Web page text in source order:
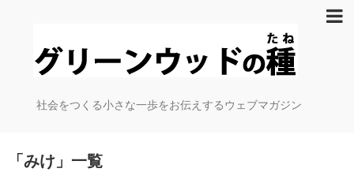
社会をつくる小さな一歩をお伝えするウェブマガジン
「 みけ 」 一覧